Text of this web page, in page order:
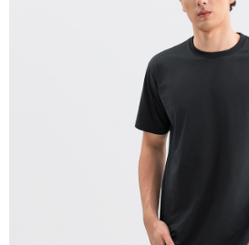
每筆NT$130，滿NT$1,000(含以上)免運費